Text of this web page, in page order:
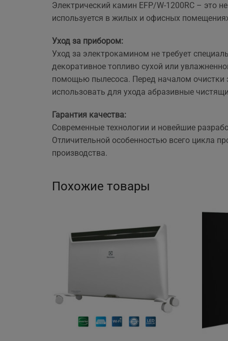
Электрический камин EFP/W-1200RC – это
используется в жилых и офисных
Уход за прибором:
Уход за электрокамином не требует
декоративное топливо сухой или
помощью пылесоса. Перед началом очистки
использовать для ухода абразивные
Гарантия качества:
Современные технологии и новейшие
Отличительной особенностью всего цикла
производства.
Похожие товары